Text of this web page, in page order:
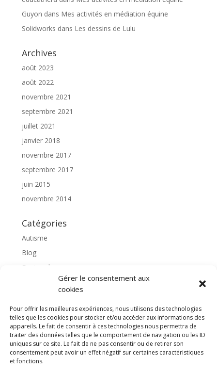
Gérer le consentement aux
cookies
Pour offrir les meilleures expériences, nous utilisons des technologies
telles que les cookies pour stocker et/ou accéder aux informations des
appareils. Le fait de consentir à ces technologies nous permettra de
traiter des données telles que le comportement de navigation ou les ID
uniques sur ce site. Le fait de ne pas consentir ou de retirer son
consentement peut avoir un effet négatif sur certaines caractéristiques
et fonctions.
Guyon dans Mes activités en médiation équine
Solidworks dans Les dessins de Lulu
Archives
août 2023
août 2022
novembre 2021
septembre 2021
juillet 2021
janvier 2018
novembre 2017
septembre 2017
juin 2015
novembre 2014
Catégories
Autisme
Blog
Featured
l'apprentissage scolaire
Non classé
partenaires
Poterie
rassemblons nos expériences